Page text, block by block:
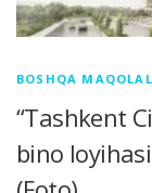
BOSHQA
“Tashkent
bino